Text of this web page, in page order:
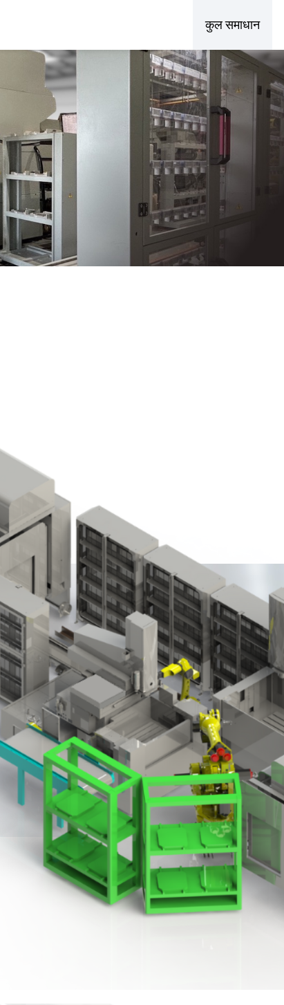
कुल समाधान